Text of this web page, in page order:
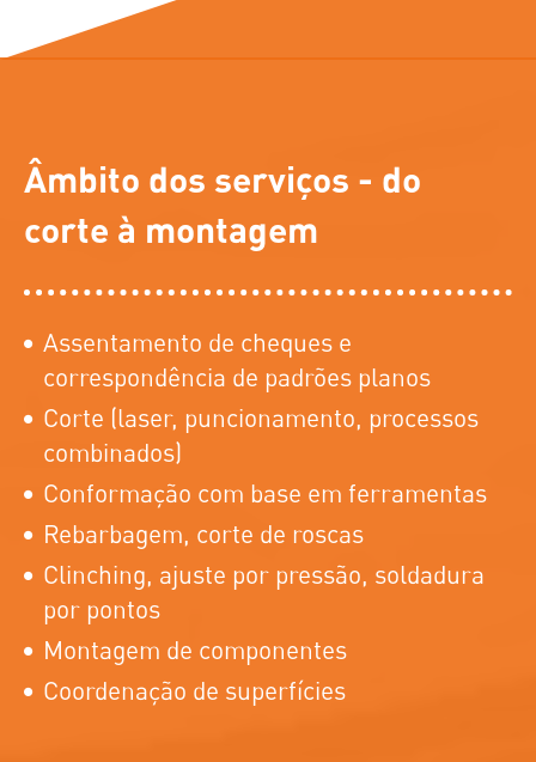
Âmbito dos serviços - do
corte à montagem
Assentamento de cheques e
correspondência de padrões planos
Corte (laser, puncionamento, processos
combinados)
Conformação com base em ferramentas
Rebarbagem, corte de roscas
Clinching, ajuste por pressão, soldadura
por pontos
Montagem de componentes
Coordenação de superfícies